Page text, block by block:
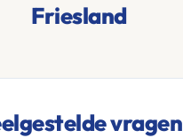
Friesland
vragen